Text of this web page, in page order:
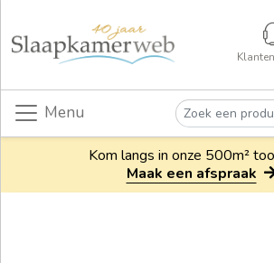
Menu
Kom langs in onze 500m²
Maak een afspraak